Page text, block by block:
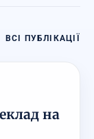
ВСІ ПУБЛІКАЦІЇ
на